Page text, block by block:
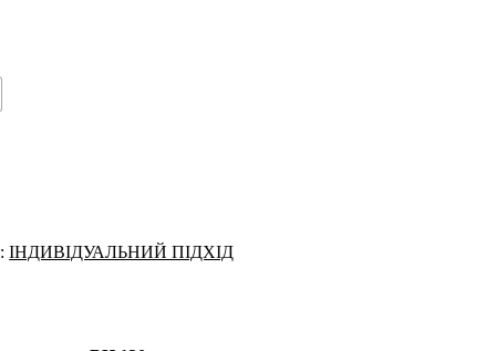
ІНДИВІДУАЛЬНИЙ ПІДХІД